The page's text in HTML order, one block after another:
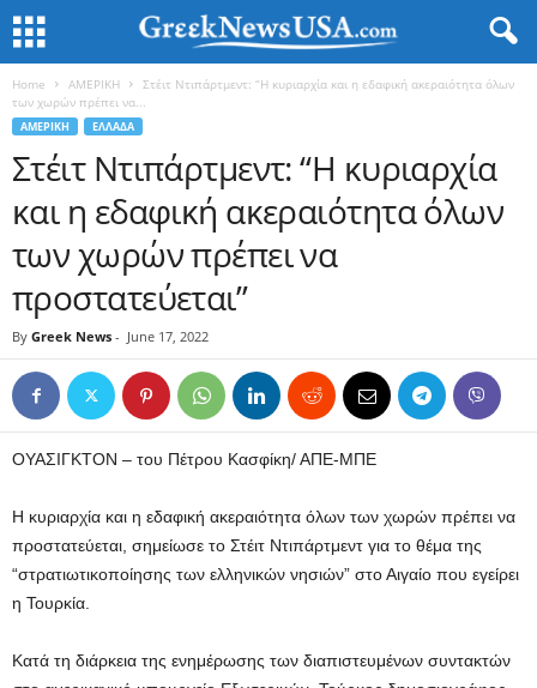
Home ΑΜΕΡΙΚΗ
Στέιτ Ντιπάρτμεντ: “Η κυριαρχία και η εδαφική ακεραιότητα όλων
των χωρών πρέπει να...
ΑΜΕΡΙΚΗ ΕΛΛΑΔΑ
Στέιτ Ντιπάρτμεντ: “Η κυριαρχία
και η εδαφική ακεραιότητα όλων
των χωρών πρέπει να
προστατεύεται”
By Greek News - June 17, 2022
ΟΥΑΣΙΓΚΤΟΝ – του Πέτρου Κασφίκη/ ΑΠΕ-ΜΠΕ
Η κυριαρχία και η εδαφική ακεραιότητα όλων των χωρών πρέπει να
προστατεύεται, σημείωσε το Στέιτ Ντιπάρτμεντ για το θέμα της
“στρατιωτικοποίησης των ελληνικών νησιών” στο Αιγαίο που εγείρει
η Τουρκία.
Κατά τη διάρκεια της ενημέρωσης των διαπιστευμένων συντακτών